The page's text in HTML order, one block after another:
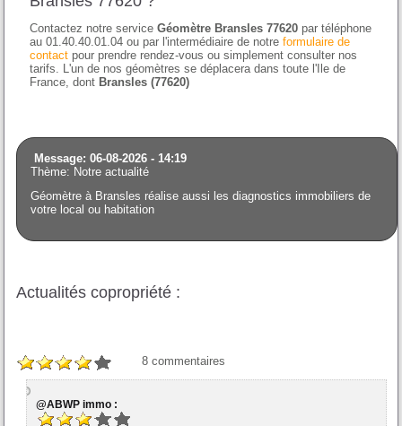
Contactez notre serviceGéomètre Bransles 77620 par téléphone
au 01.40.40.01.04 ou par l'intermédiaire de notreformulaire de
contact pour prendre rendez-vous ou simplement consulter nos
tarifs. L'un de nos géomètres se déplacera dans toute l'Ile de
France, dont Bransles (77620)
Message: 06-08-2026 - 14:19
Thème: Notre actualité
Géomètre à Bransles réalise aussi les diagnostics immobiliers de
votre local ou habitation
Actualités copropriété :
8 commentaires
@ABWP immo :